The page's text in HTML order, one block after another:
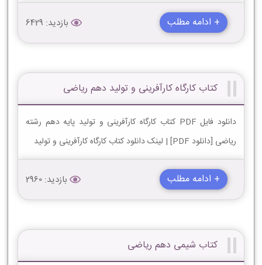
+ ادامه مطلب بازدید: 6429
کتاب کارگاه کارآفرینی و تولید دهم ریاضی
دانلود فایل PDF کتاب کارگاه کارآفرینی و تولید پایه دهم رشته
ریاضی [دانلود PDF] | لینک دانلود کتاب کارگاه کارآفرینی و تولید
+ ادامه مطلب بازدید: 2960
کتاب شیمی دهم ریاضی